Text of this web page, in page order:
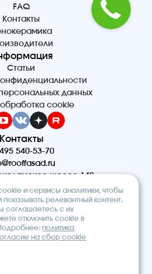
FAQ
Контакты
Статьи
данных
cookie
Контакты
540-53-70
шоссе 142,
606, 6 этаж
“ПТК “Титан”
9710097508
интернет-
и сервисы аналитики, чтобы
показывать релевантный контент.
соглашаетесь с их
отключить cookie в
политика
на сбор cookie